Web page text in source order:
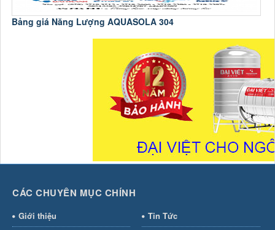
Bảng giá Năng Lượng AQUASOLA 304
CÁC CHUYÊN MỤC CHÍNH
Giới thiệu
Tin Tức